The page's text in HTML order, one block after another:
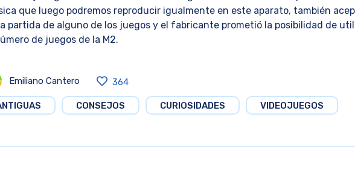
que luego podremos reproducir igualmente en este aparato, también
partida de alguno de los juegos y el fabricante prometió la posibilidad de
de juegos de la M2.
Emiliano Cantero 364
CONSEJOS CURIOSIDADES VIDEOJUEGOS